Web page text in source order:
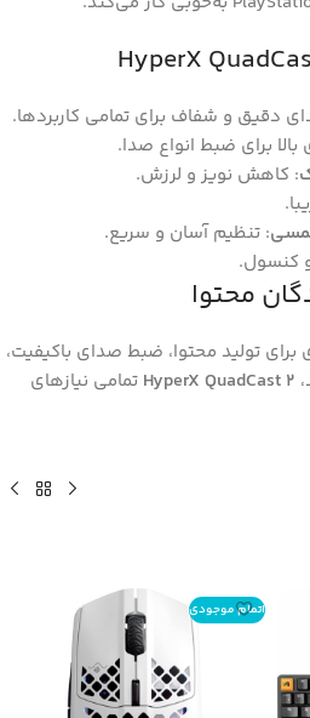
دقیق و شفاف برای تمامی کاربردها.
برای ضبط انواع صدا.
: کاهش نویز و لرزش.
: تنظیم آسان و سریع.
و کنسول.
محتوا
برای تولید محتوا، ضبط صدای باکیفیت،
HyperX QuadCast 2 تمامی نیازهای
اتمام موجودی